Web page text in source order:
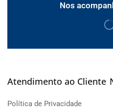
Nos
Atendimento ao Cliente
Política de Privacidade